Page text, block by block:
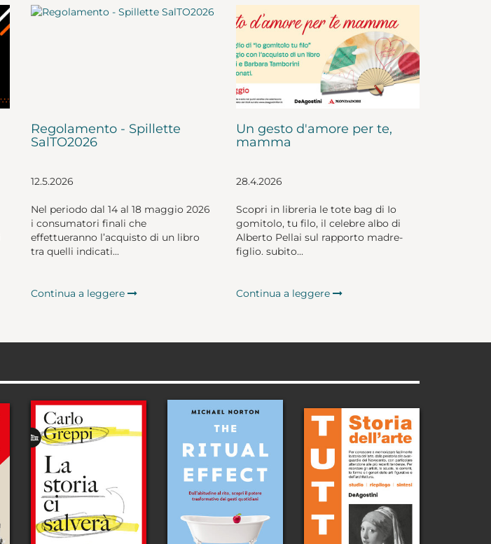
Regolamento - Spillette
SalTO2026
12.5.2026
Nel periodo dal 14 al 18 maggio 2026
i consumatori finali che
effettueranno l’acquisto di un libro
tra quelli indicati...
Continua a leggere
Un gesto d'amore per te,
mamma
28.4.2026
Scopri in libreria le tote bag di Io
gomitolo, tu filo, il celebre albo di
Alberto Pellai sul rapporto madre-
figlio. subito...
Continua a leggere